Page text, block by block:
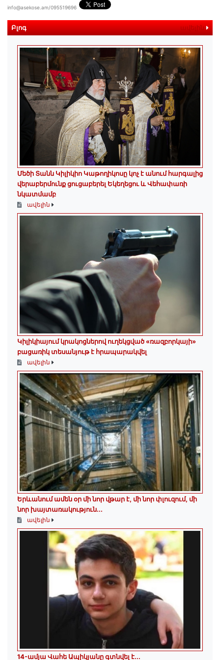
info@asekose.am/095519696
Բլոգ ավելին
Մեծի Տանն Կիլիկիո Կաթողիկոսը կոչ է անում հարգալից
վերաբերմունք ցուցաբերել Եկեղեցու և Վեհափառի
նկատմամբ
ավելին
Կիլիկիայում կրակոցներով ուղեկցված «ռազբորկայի»
բացառիկ տեսանյութ է հրապարակվել
ավելին
Երևանում ամեն օր մի նոր վթար է, մի նոր փլուզում, մի
նոր խայտառակություն...
ավելին
14-ամյա Վահե Ապիկյանը գտնվել է...